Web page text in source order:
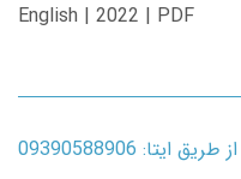
English | 2022 | PDF
ایتا: 09390588906